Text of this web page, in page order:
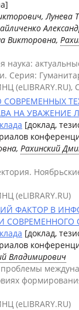
Лунева
Викторовна,
наука:
Серия:
(eLIBRARY.RU),
НА УВАЖЕНИЕ
[доклад,
Рахинский
(eLIBRARY.RU)
ФАКТОР В
СОВРЕМЕННОГО
[доклад,
Владимирович
проблемы
(eLIBRARY.RU)